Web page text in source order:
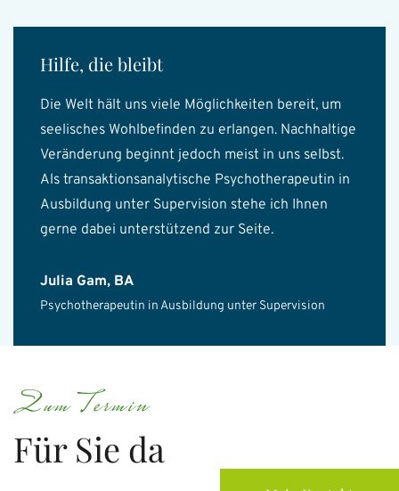
Hilfe, die bleibt
Die Welt hält uns viele Möglichkeiten bereit, um
seelisches Wohlbefinden zu erlangen. Nachhaltige
Veränderung beginnt jedoch meist in uns selbst.
Als transaktionsanalytische Psychotherapeutin in
Ausbildung unter Supervision stehe ich Ihnen
gerne dabei unterstützend zur Seite.
Julia Gam, BA
Psychotherapeutin in Ausbildung unter Supervision
Zum Termin
Für Sie da